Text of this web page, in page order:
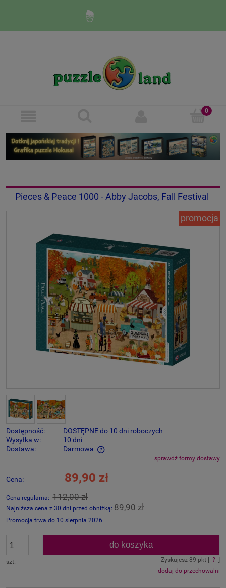
Pieces & Peace 1000 - Abby Jacobs, Fall Festival
promocja
Dostępność:
DOSTĘPNE do 10 dni roboczych
Wysyłka w:
10 dni
Dostawa:
Darmowa
Cena nie zawiera ewentualnych kosztów płatnościsprawdź formy dostawy
Cena: 89,90 zł
Cena regularna: 112,00 zł
Najniższa cena z 30 dni przed obniżką: 89,90 zł
Promocja trwa do 10 sierpnia 2026
szt.
do koszyka
Zyskujesz 89 pkt [ ?
dodaj do przechowalni